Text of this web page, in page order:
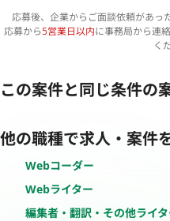
応募後、企業からご面談依頼があっ
応募から5営業日以内に事務局から連
く
この案件と同じ条件の
他の職種で求人・案件
Webコーダー
Webライター
編集者・翻訳・その他ライ